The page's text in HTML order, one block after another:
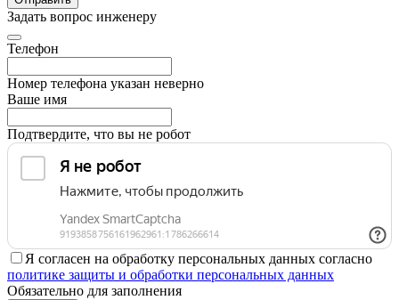
Задать вопрос инженеру
Телефон
Номер телефона указан неверно
Ваше имя
Подтвердите, что вы не робот
Я согласен на обработку персональных данных согласно
политике защиты и обработки персональных данных
Обязательно для заполнения